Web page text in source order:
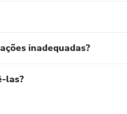
inadequadas?
las?